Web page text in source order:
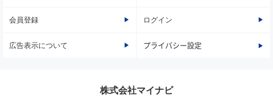
会員登録 ログイン
広告表示について プライバシー設定
株式会社マイナビ